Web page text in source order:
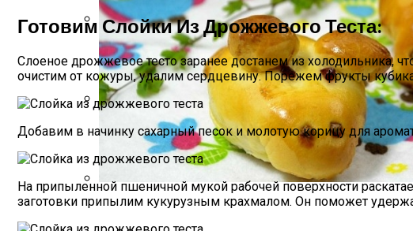
Какие Растения Сажать Для Удачи, Любви И
Почему Нельзя Вырывать Седые Волосы И Как
Пирожки С Мясом «Поросята»
Готовим Слойки Из Дрожжевого Теста:
Слоеное дрожжевое тесто заранее достанем из холодильника,
очистим от кожуры, удалим сердцевину. Порежем фрукты
Добавим в начинку сахарный песок и молотую корицу для
На припыленной пшеничной мукой рабочей поверхности
заготовки припылим кукурузным крахмалом. Он поможет